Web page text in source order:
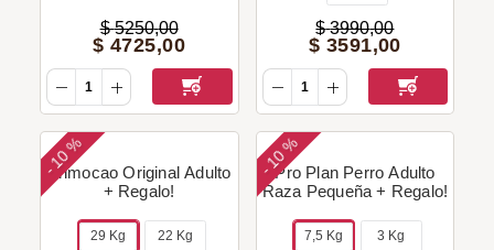
$ 5250,00
$ 4725,00
$ 3990,00
$ 3591,00
-
10 %
Primocao Original Adulto
+ Regalo!
29 Kg 22 Kg
-
10 %
Pro Plan Perro Adulto
Raza Pequeña + Regalo!
7,5 Kg 3 Kg